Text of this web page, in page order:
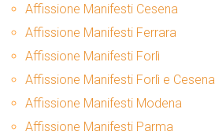
Affissione Manifesti Cesena
Affissione Manifesti Ferrara
Affissione Manifesti Forlì
Affissione Manifesti Forlì e Cesena
Affissione Manifesti Modena
Affissione Manifesti Parma